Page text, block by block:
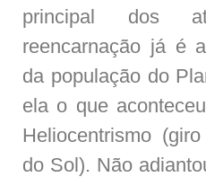
principal dos
reencarnação já é
da população do
ela o que
Heliocentrismo
do Sol). Não